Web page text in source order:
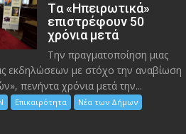
Tα «Ηπειρωτικά»
επιστρέφουν 50
χρόνια μετά
Την πραγματοποίηση μιας
εκδηλώσεων με στόχο την αναβίωση
πενήντα χρόνια μετά την...
Επικαιρότητα
Νέα των Δήμων